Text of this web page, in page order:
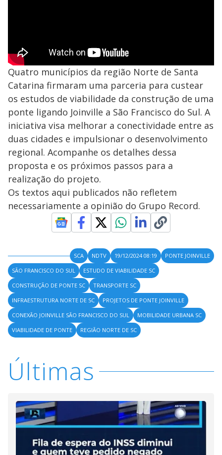
Quatro municípios da região Norte de Santa
Catarina firmaram uma parceria para custear
os estudos de viabilidade da construção de uma
ponte ligando Joinville a São Francisco do Sul. A
iniciativa visa melhorar a conectividade entre as
duas cidades e impulsionar o desenvolvimento
regional. Acompanhe os detalhes dessa
proposta e os próximos passos para a
realização do projeto.
Os textos aqui publicados não refletem
necessariamente a opinião do Grupo Record.
SCA NDTV 19/12/2024 08:19
PONTE JOINVILLE
SÃO FRANCISCO DO SUL
ESTUDO DE VIABILIDADE SC
CONSTRUÇÃO DE PONTE SC
TRANSPORTE SC
INFRAESTRUTURA NORTE DE SC
PROJETOS DE PONTE JOINVILLE
CONEXÃO JOINVILLE SÃO FRANCISCO DO SUL
MOBILIDADE URBANA SC
VIABILIDADE DE PONTE
REGIÃO NORTE DE SC
Últimas